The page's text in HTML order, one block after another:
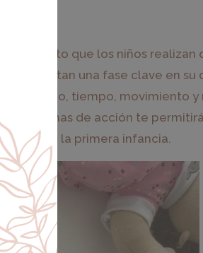
que los niños realizan
una fase clave en su
espacio, tiempo, movimiento y
esquemas de acción te
en la primera infancia.